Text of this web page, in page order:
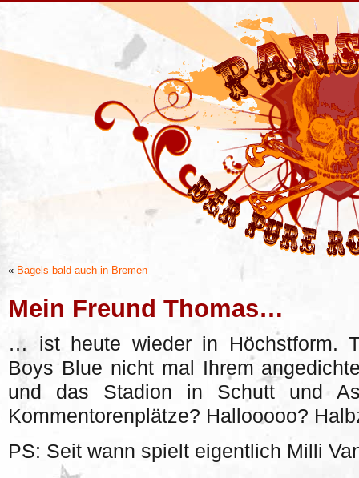
« Bagels bald auch in Bremen
Mein Freund Thomas…
… ist heute wieder in Höchstform.
Boys Blue nicht mal Ihrem
und das Stadion in Schutt und
Kommentorenplätze? Hallooooo?
PS: Seit wann spielt eigentlich Milli